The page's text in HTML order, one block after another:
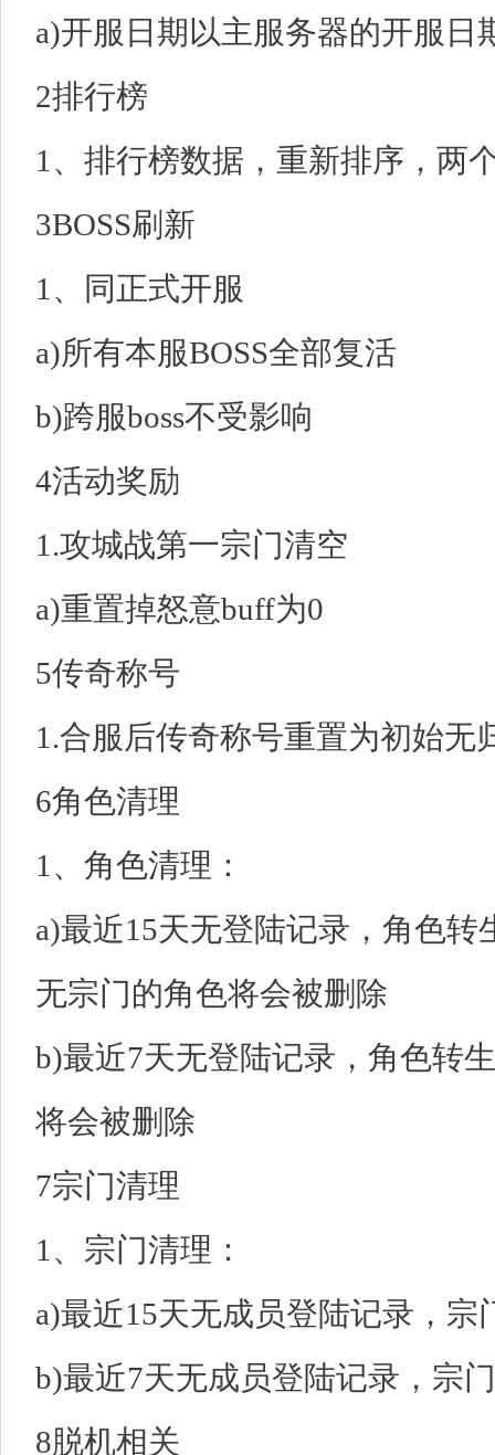
a)开服日期以主服务器的开服日
2排行榜
1、排行榜数据，重新排序，两
3BOSS刷新
1、同正式开服
a)所有本服BOSS全部复活
b)跨服boss不受影响
4活动奖励
1.攻城战第一宗门清空
a)重置掉怒意buff为0
5传奇称号
1.合服后传奇称号重置为初始无
6角色清理
1、角色清理：
a)最近15天无登陆记录，角色
无宗门的角色将会被删除
b)最近7天无登陆记录，角色转
将会被删除
7宗门清理
1、宗门清理：
a)最近15天无成员登陆记录，
b)最近7天无成员登陆记录，宗
8脱机相关